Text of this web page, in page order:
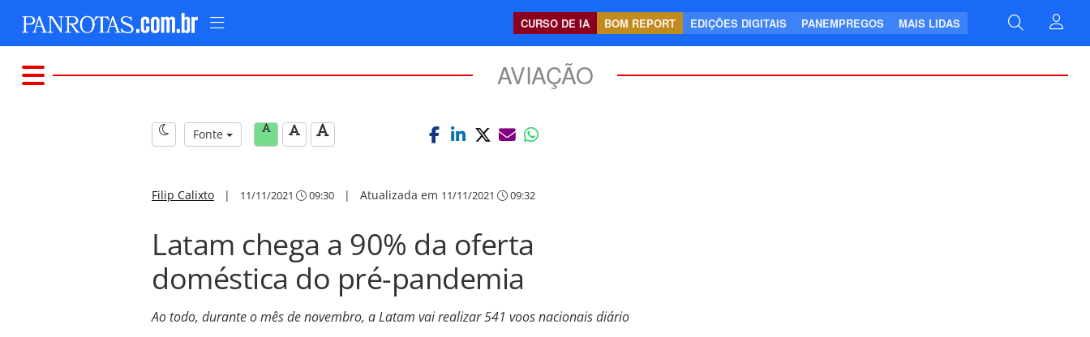
CURSO DE IA BOM REPORT EDIÇÕES DIGITAIS PANEMPREGOS MAIS LIDAS
AVIAÇÃO
Fonte
Filip Calixto | 11/11/2021 09:30 | Atualizada em 11/11/2021 09:32
Latam chega a 90% da oferta
doméstica do pré-pandemia
Ao todo, durante o mês de novembro, a Latam vai realizar 541 voos nacionais diário